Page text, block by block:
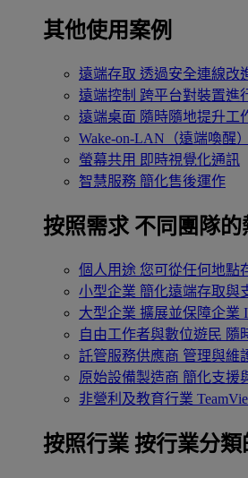
其他使用案例
遠端存取 透過安全連線改
遠端控制 跨平台對裝置進
遠端桌面 隨時隨地提升工
Wake-on-LAN（遠端喚醒）
螢幕共用 即時視覺化通訊
智慧服務 簡化售後運作
按照需求 不同團隊
個人用途 您可從任何地點
小型企業 簡化遠端存取與
大型企業 擴展並保障企業
自由工作者與數位遊民 隨
託管服務供應商 管理與維
原始設備製造商 簡化支援
非營利及教育行業
按照行業 按行業分